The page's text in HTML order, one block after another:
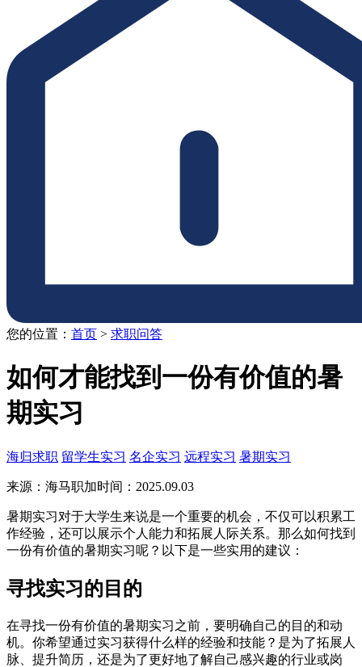
您的位置： 首页 > 求职问答
如何才能找到一份有价值的暑
期实习
海归求职 留学生实习 名企实习 远程实习 暑期实习
来源：海马职加时间：2025.09.03
暑期实习对于大学生来说是一个重要的机会，不仅可以积累工
作经验，还可以展示个人能力和拓展人际关系。那么如何找到
一份有价值的暑期实习呢？以下是一些实用的建议：
寻找实习的目的
在寻找一份有价值的暑期实习之前，要明确自己的目的和动
机。你希望通过实习获得什么样的经验和技能？是为了拓展人
脉、提升简历，还是为了更好地了解自己感兴趣的行业或岗